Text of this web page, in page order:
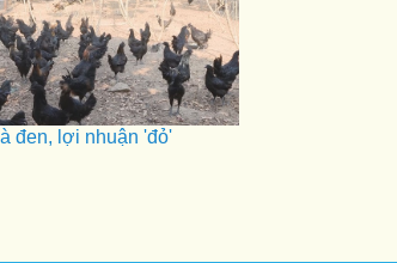
đen, lợi nhuận 'đỏ'